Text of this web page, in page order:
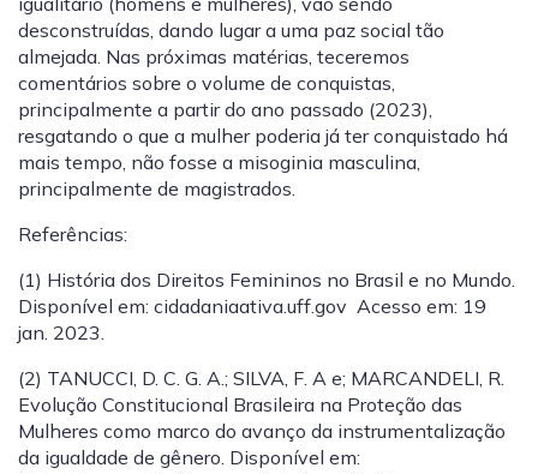
desconstruídas, dando lugar a uma paz social tão
almejada. Nas próximas matérias, teceremos
comentários sobre o volume de conquistas,
principalmente a partir do ano passado (2023),
resgatando o que a mulher poderia já ter conquistado há
mais tempo, não fosse a misoginia masculina,
principalmente de magistrados.
Referências:
(1) História dos Direitos Femininos no Brasil e no Mundo.
Disponível em: cidadaniaativa.uff.gov Acesso em: 19
jan. 2023.
(2) TANUCCI, D. C. G. A.; SILVA, F. A e; MARCANDELI, R.
Evolução Constitucional Brasileira na Proteção das
Mulheres como marco do avanço da instrumentalização
da igualdade de gênero. Disponível em: